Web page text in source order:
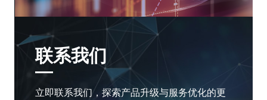
联系我们
立即联系我们，探索产品升级与服务优化的更